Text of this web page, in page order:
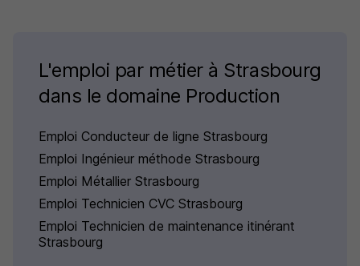
L'emploi par métier à Strasbourg
dans le domaine Production
Emploi Conducteur de ligne Strasbourg
Emploi Ingénieur méthode Strasbourg
Emploi Métallier Strasbourg
Emploi Technicien CVC Strasbourg
Emploi Technicien de maintenance itinérant
Strasbourg